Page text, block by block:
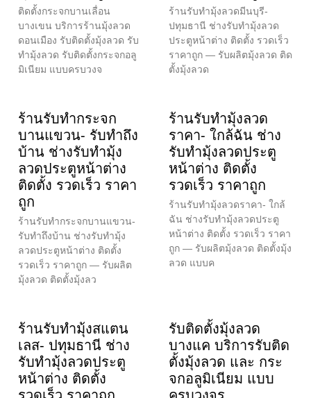
ติดตั้งกระจกบานเลื่อน
บางเขน บริการร้านมุ้งลวด
ดอนเมือง รับติดตั้งมุ้งลวด รับ
ทำมุ้งลวด รับติดตั้งกระจกอลู
มิเนียม แบบครบวงจ
ร้านรับทำมุ้งลวดมีนบุรี-
ปทุมธานี ช่างรับทำมุ้งลวด
ประตูหน้าต่าง ติดตั้ง รวดเร็ว
ราคาถูก — รับผลิตมุ้งลวด ติด
ตั้งมุ้งลวด
ร้านรับทำกระจก
บานแขวน- รับทำถึง
บ้าน ช่างรับทำมุ้ง
ลวดประตูหน้าต่าง
ติดตั้ง รวดเร็ว ราคา
ถูก
ร้านรับทำกระจกบานแขวน-
รับทำถึงบ้าน ช่างรับทำมุ้ง
ลวดประตูหน้าต่าง ติดตั้ง
รวดเร็ว ราคาถูก — รับผลิต
มุ้งลวด ติดตั้งมุ้งลว
ร้านรับทำมุ้งลวด
ราคา- ใกล้ฉัน ช่าง
รับทำมุ้งลวดประตู
หน้าต่าง ติดตั้ง
รวดเร็ว ราคาถูก
ร้านรับทำมุ้งลวดราคา- ใกล้
ฉัน ช่างรับทำมุ้งลวดประตู
หน้าต่าง ติดตั้ง รวดเร็ว ราคา
ถูก — รับผลิตมุ้งลวด ติดตั้งมุ้ง
ลวด แบบค
ร้านรับทำมุ้งสแตน
เลส- ปทุมธานี ช่าง
รับทำมุ้งลวดประตู
หน้าต่าง ติดตั้ง
รวดเร็ว ราคาถูก
รับติดตั้งมุ้งลวด
บางแค บริการรับติด
ตั้งมุ้งลวด และ กระ
จกอลูมิเนียม แบบ
ครบวงจร